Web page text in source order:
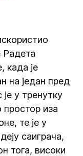
Радета
када је
на један пред
у тренутку
иза
те је у
саиграча,
тога, високи